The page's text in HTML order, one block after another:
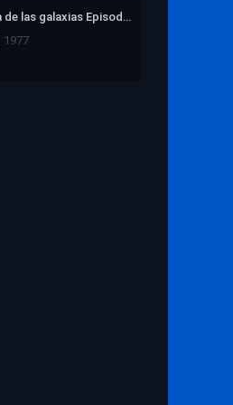
La guerra de las galaxias Episodio IV: Una nueva esperanza
1977